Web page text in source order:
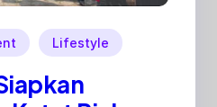
Lifestyle